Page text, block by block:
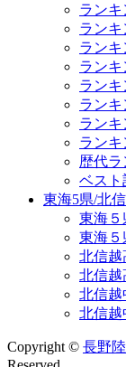
ランキ
ランキ
ランキ
ランキ
ランキ
ランキ
ランキ
ランキ
歴代
ベスト
東海5県/北
東海５
東海５
北信越
北信越
北信越
北信越
Copyright © 長野